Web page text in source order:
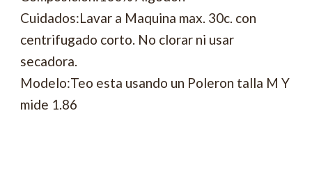
Cuidados:Lavar a Maquina max. 30c. con
centrifugado corto. No clorar ni usar
secadora.
Modelo:Teo esta usando un Poleron talla M Y
mide 1.86